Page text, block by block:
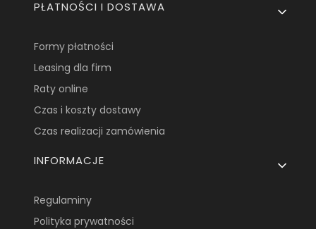
PŁATNOŚCI I DOSTAWA
Formy płatności
Leasing dla firm
Raty online
Czas i koszty dostawy
Czas realizacji zamówienia
INFORMACJE
Regulaminy
Polityka prywatności